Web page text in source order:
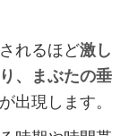
れるほど激し
、まぶたの垂
が出現します。